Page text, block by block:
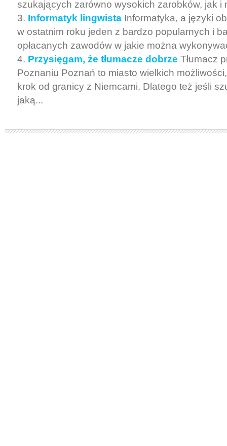
szukających zarówno wysokich zarobków, jak i
Informatyk lingwista Informatyka, a języki
w ostatnim roku jeden z bardzo popularnych i
opłacanych zawodów w jakie można
Przysięgam, że tłumacze dobrze Tłumacz
Poznaniu Poznań to miasto wielkich
krok od granicy z Niemcami. Dlatego też jeśli
jaką...